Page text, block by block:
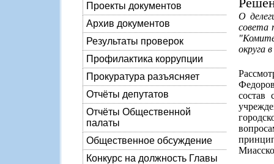
Проекты документов
Архив документов
Результаты проверок
Профилактика коррупции
Прокуратура разъясняет
Отчёты депутатов
Отчёты Общественной
палаты
Общественное обсуждение
Конкурс на должность Главы
О
совета
округа
состав